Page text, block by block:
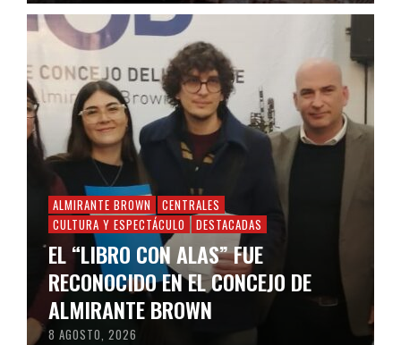
ALMIRANTE BROWN
CENTRALES
CULTURA Y ESPECTÁCULO
DESTACADAS
EL “LIBRO CON ALAS” FUE
RECONOCIDO EN EL CONCEJO DE
ALMIRANTE BROWN
8 AGOSTO, 2026